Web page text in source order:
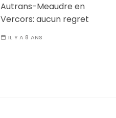
Autrans-Meaudre en
Vercors: aucun regret
IL Y A 8 ANS